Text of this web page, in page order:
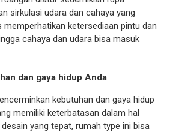
sirkulasi udara dan cahaya yang
memperhatikan ketersediaan pintu dan
cahaya dan udara bisa masuk
dan gaya hidup Anda
kebutuhan dan gaya hidup
memiliki keterbatasan dalam hal
yang tepat, rumah type ini bisa